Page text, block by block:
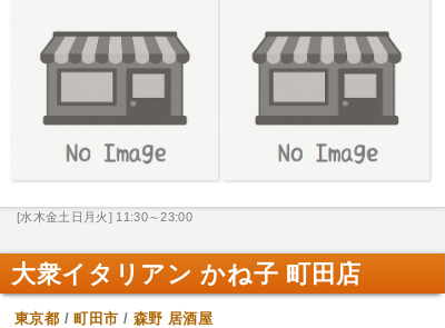
[水木金土日月火] 11:30～23:00
大衆イタリアン かね子 町田店
東京都 /町田市 / 森野 居酒屋